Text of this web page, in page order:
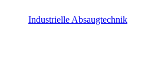
Industrielle Absaugtechnik